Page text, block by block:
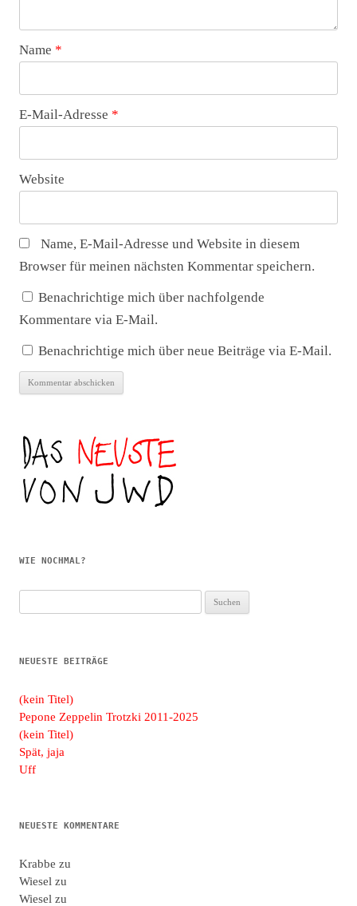
Name *
E-Mail-Adresse *
Website
Name, E-Mail-Adresse und Website in diesem
Browser für meinen nächsten Kommentar speichern.
Benachrichtige mich über nachfolgende
Kommentare via E-Mail.
Benachrichtige mich über neue Beiträge via E-Mail.
WIE NOCHMAL?
nach:
NEUESTE BEITRÄGE
(kein Titel)
Pepone Zeppelin Trotzki 2011-2025
(kein Titel)
Spät, jaja
Uff
NEUESTE KOMMENTARE
Krabbe zu
Wiesel zu
Wiesel zu